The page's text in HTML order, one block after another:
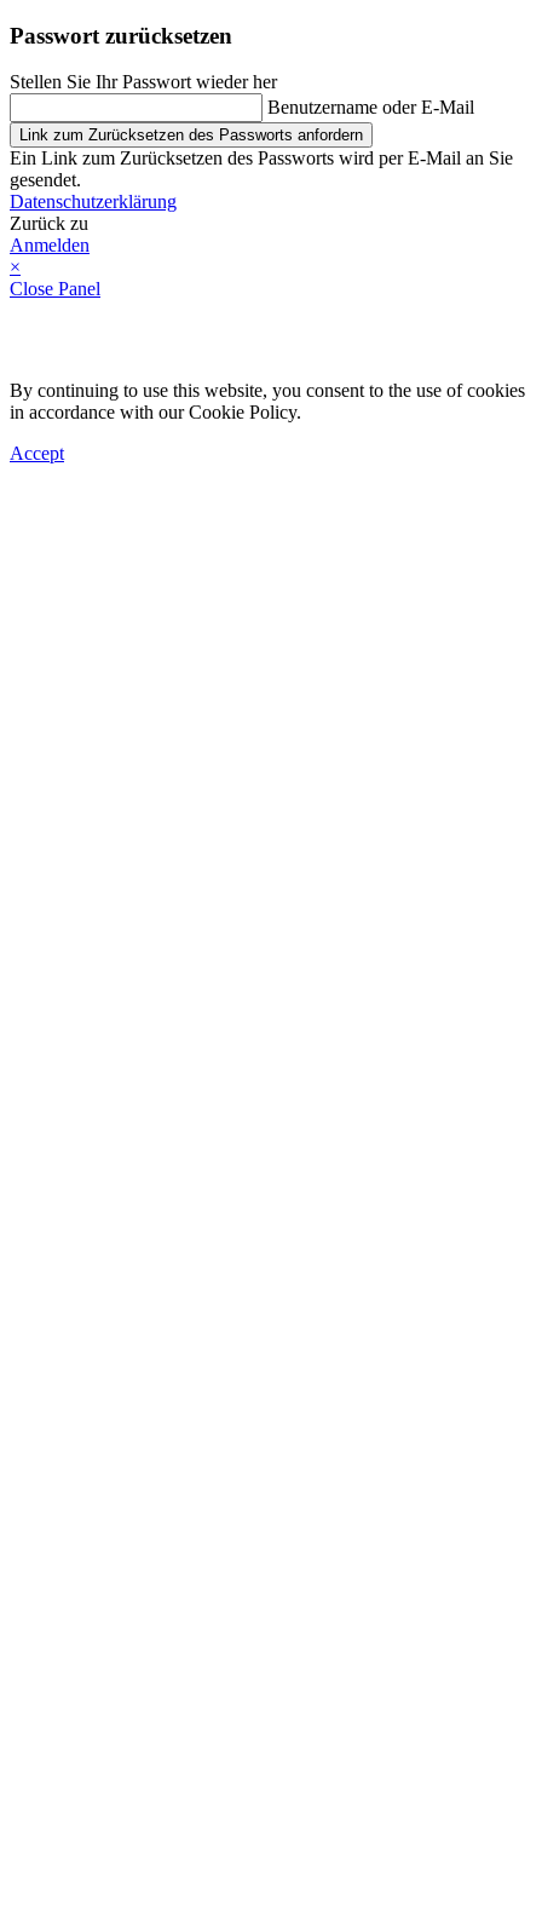
Passwort zurücksetzen
Stellen Sie Ihr Passwort wieder her
Benutzername oder E-Mail
Link zum Zurücksetzen des Passworts anfordern
Ein Link zum Zurücksetzen des Passworts wird per E-Mail an Sie
gesendet.
Datenschutzerklärung
Zurück zu
Anmelden
×
Close Panel
By continuing to use this website, you consent to the use of cookies
in accordance with our Cookie Policy.
Accept